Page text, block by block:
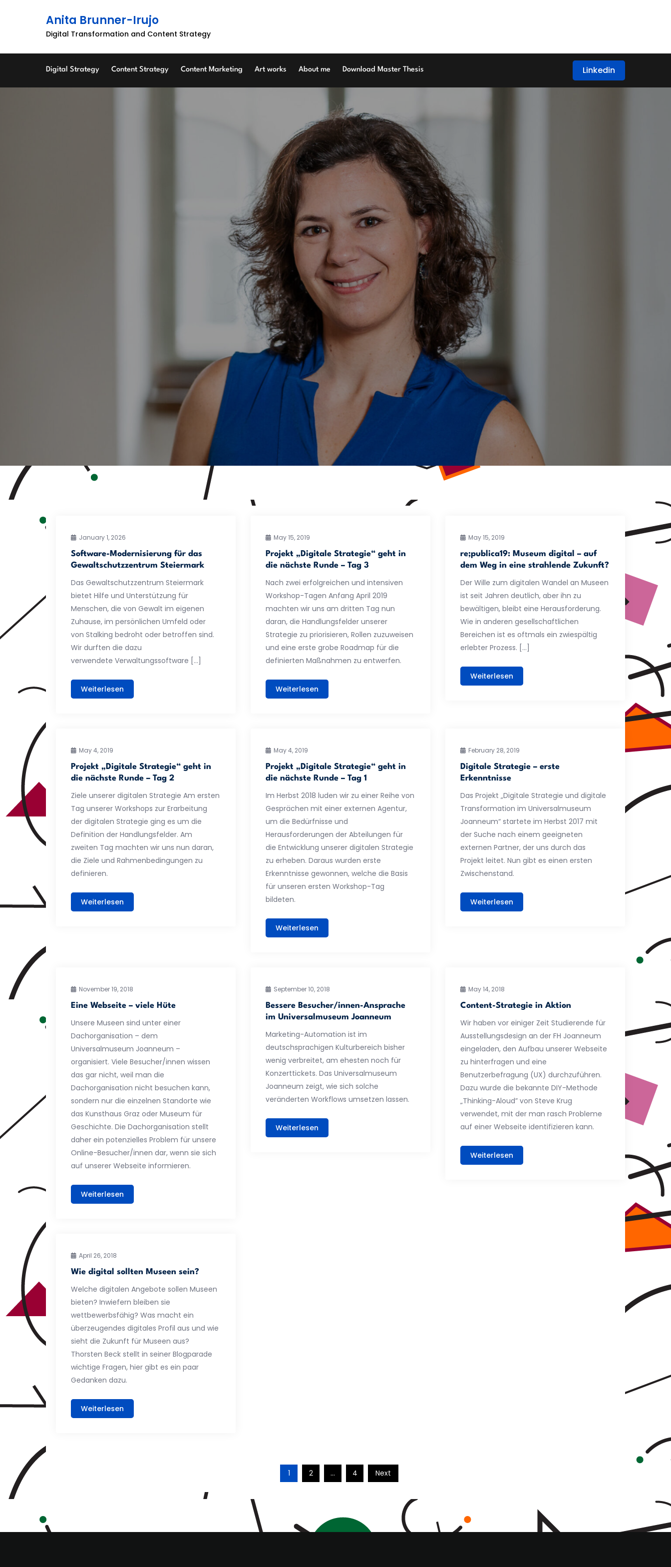
Anita Brunner-Irujo
Digital Transformation and Content Strategy
Digital Strategy Content Strategy Content Marketing Art works About me Download Master Thesis Linkedin
January 1, 2026
Software-Modernisierung für das
Gewaltschutzzentrum Steiermark
Das Gewaltschutzzentrum Steiermark
bietet Hilfe und Unterstützung für
Menschen, die von Gewalt im eigenen
Zuhause, im persönlichen Umfeld oder
von Stalking bedroht oder betroffen sind.
Wir durften die dazu
verwendete Verwaltungssoftware […]
Weiterlesen
May 15, 2019
Projekt „Digitale Strategie“ geht in
die nächste Runde – Tag 3
Nach zwei erfolgreichen und intensiven
Workshop-Tagen Anfang April 2019
machten wir uns am dritten Tag nun
daran, die Handlungsfelder unserer
Strategie zu priorisieren, Rollen zuzuweisen
und eine erste grobe Roadmap für die
definierten Maßnahmen zu entwerfen.
Weiterlesen
May 15, 2019
re;publica19: Museum digital – auf
dem Weg in eine strahlende Zukunft?
Der Wille zum digitalen Wandel an Museen
ist seit Jahren deutlich, aber ihn zu
bewältigen, bleibt eine Herausforderung.
Wie in anderen gesellschaftlichen
Bereichen ist es oftmals ein zwiespältig
erlebter Prozess. […]
Weiterlesen
May 4, 2019
Projekt „Digitale Strategie“ geht in
die nächste Runde – Tag 2
Ziele unserer digitalen Strategie Am ersten
Tag unserer Workshops zur Erarbeitung
der digitalen Strategie ging es um die
Definition der Handlungsfelder. Am
zweiten Tag machten wir uns nun daran,
die Ziele und Rahmenbedingungen zu
definieren.
Weiterlesen
May 4, 2019
Projekt „Digitale Strategie“ geht in
die nächste Runde – Tag 1
Im Herbst 2018 luden wir zu einer Reihe von
Gesprächen mit einer externen Agentur,
um die Bedürfnisse und
Herausforderungen der Abteilungen für
die Entwicklung unserer digitalen Strategie
zu erheben. Daraus wurden erste
Erkenntnisse gewonnen, welche die Basis
für unseren ersten Workshop-Tag
bildeten.
Weiterlesen
February 28, 2019
Digitale Strategie – erste
Erkenntnisse
Das Projekt „Digitale Strategie und digitale
Transformation im Universalmuseum
Joanneum“ startete im Herbst 2017 mit
der Suche nach einem geeigneten
externen Partner, der uns durch das
Projekt leitet. Nun gibt es einen ersten
Zwischenstand.
Weiterlesen
November 19, 2018
Eine Webseite – viele Hüte
Unsere Museen sind unter einer
Dachorganisation – dem
Universalmuseum Joanneum –
organisiert. Viele Besucher/innen wissen
das gar nicht, weil man die
Dachorganisation nicht besuchen kann,
sondern nur die einzelnen Standorte wie
das Kunsthaus Graz oder Museum für
Geschichte. Die Dachorganisation stellt
daher ein potenzielles Problem für unsere
Online-Besucher/innen dar, wenn sie sich
auf unserer Webseite informieren.
Weiterlesen
September 10, 2018
Bessere Besucher/innen-Ansprache
im Universalmuseum Joanneum
Marketing-Automation ist im
deutschsprachigen Kulturbereich bisher
wenig verbreitet, am ehesten noch für
Konzerttickets. Das Universalmuseum
Joanneum zeigt, wie sich solche
veränderten Workflows umsetzen lassen.
Weiterlesen
May 14, 2018
Content-Strategie in Aktion
Wir haben vor einiger Zeit Studierende für
Ausstellungsdesign an der FH Joanneum
eingeladen, den Aufbau unserer Webseite
zu hinterfragen und eine
Benutzerbefragung (UX) durchzuführen.
Dazu wurde die bekannte DIY-Methode
„Thinking-Aloud” von Steve Krug
verwendet, mit der man rasch Probleme
auf einer Webseite identifizieren kann.
Weiterlesen
April 26, 2018
Wie digital sollten Museen sein?
Welche digitalen Angebote sollen Museen
bieten? Inwiefern bleiben sie
wettbewerbsfähig? Was macht ein
überzeugendes digitales Profil aus und wie
sieht die Zukunft für Museen aus?
Thorsten Beck stellt in seiner Blogparade
wichtige Fragen, hier gibt es ein paar
Gedanken dazu.
Weiterlesen
1 2 … 4 Next